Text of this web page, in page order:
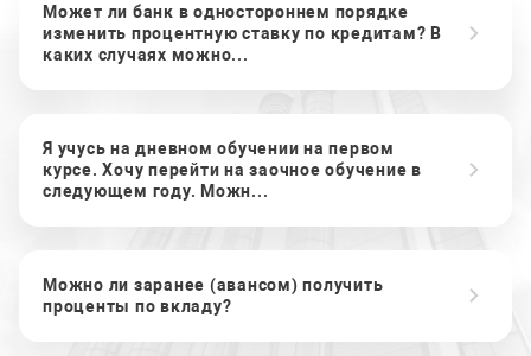
Может ли банк в одностороннем порядке
изменить процентную ставку по кредитам? В
каких случаях можно...
Я учусь на дневном обучении на первом
курсе. Хочу перейти на заочное обучение в
следующем году. Можн...
Можно ли заранее (авансом) получить
проценты по вкладу?